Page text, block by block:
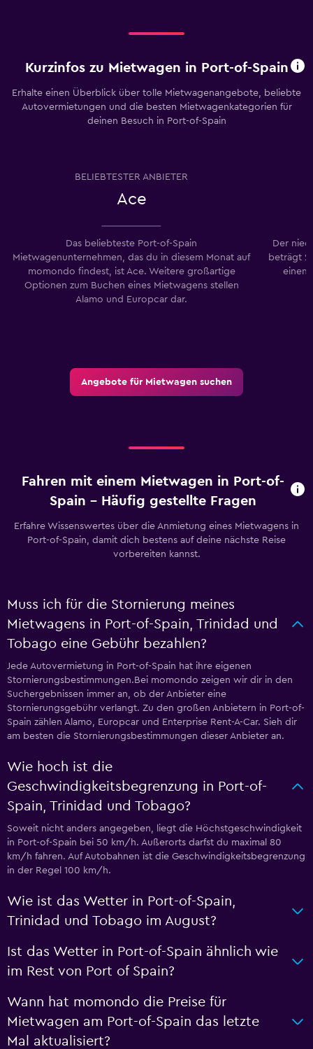
Kurzinfos zu Mietwagen in Port-of-Spain
Erhalte einen Überblick über tolle Mietwagenangebote, beliebte
Autovermietungen und die besten Mietwagenkategorien für
deinen Besuch in Port-of-Spain
BELIEBTESTER ANBIETER
Ace
Das beliebteste Port-of-Spain
Mietwagenunternehmen, das du in diesem Monat auf
momondo findest, ist Ace. Weitere großartige
Optionen zum Buchen eines Mietwagens stellen
Alamo und Europcar dar.
Der
beträgt
einem
Angebote für Mietwagen suchen
Fahren mit einem Mietwagen in Port-of-
Spain – Häufig gestellte Fragen
Erfahre Wissenswertes über die Anmietung eines Mietwagens in
Port-of-Spain, damit dich bestens auf deine nächste Reise
vorbereiten kannst.
Muss ich für die Stornierung meines
Mietwagens in Port-of-Spain, Trinidad und
Tobago eine Gebühr bezahlen?
Jede Autovermietung in Port-of-Spain hat ihre eigenen
Stornierungsbestimmungen.Bei momondo zeigen wir dir in den
Suchergebnissen immer an, ob der Anbieter eine
Stornierungsgebühr verlangt. Zu den großen Anbietern in Port-of-
Spain zählen Alamo, Europcar und Enterprise Rent-A-Car. Sieh dir
am besten die Stornierungsbestimmungen dieser Anbieter an.
Wie hoch ist die
Geschwindigkeitsbegrenzung in Port-of-
Spain, Trinidad und Tobago?
Soweit nicht anders angegeben, liegt die Höchstgeschwindigkeit
in Port-of-Spain bei 50 km/h. Außerorts darfst du maximal 80
km/h fahren. Auf Autobahnen ist die Geschwindigkeitsbegrenzung
in der Regel 100 km/h.
Wie ist das Wetter in Port-of-Spain,
Trinidad und Tobago im August?
Ist das Wetter in Port-of-Spain ähnlich wie
im Rest von Port of Spain?
Wann hat momondo die Preise für
Mietwagen am Port-of-Spain das letzte
Mal aktualisiert?